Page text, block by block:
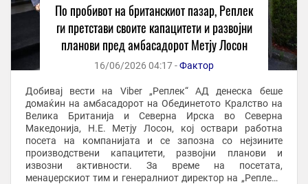
По пробивот на британскиот пазар, Реплек
ги претстави своите капацитети и развојни
планови пред амбасадорот Метју Лосон
16/06/2026 04:17 -Фактор
Добивај вести на Viber „Реплек“ АД денеска беше
домаќин на амбасадорот на Обединетото Кралство на
Велика Британија и Северна Ирска во Северна
Македонија, Н.Е. Метју Лосон, кој оствари работна
посета на компанијата и се запозна со нејзините
производствени капацитети, развојни планови и
извозни активности. За време на посетата,
менаџерскиот тим и генералниот директор на „Реплек“,